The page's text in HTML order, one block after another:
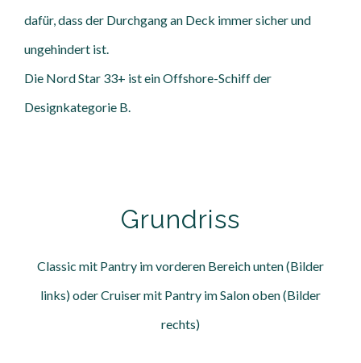
dafür, dass der Durchgang an Deck immer sicher und
ungehindert ist.
Die Nord Star 33+ ist ein Offshore-Schiff der
Designkategorie B.
Grundriss
Classic mit Pantry im vorderen Bereich unten (Bilder
links) oder Cruiser mit Pantry im Salon oben (Bilder
rechts)